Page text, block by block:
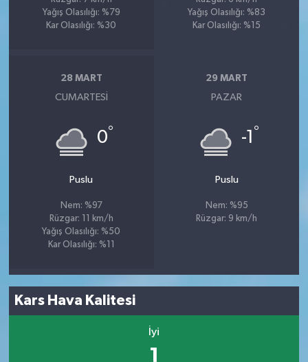
Yağış Olasılığı: %79
Kar Olasılığı: %30
Yağış Olasılığı: %83
Kar Olasılığı: %15
28 MART
CUMARTESI
0°
Puslu
Nem: %97
Rüzgar: 11 km/h
Yağış Olasılığı: %50
Kar Olasılığı: %11
29 MART
PAZAR
-1 °
Puslu
Nem: %95
Rüzgar: 9 km/h
Kars Hava Kalitesi
İyi
1